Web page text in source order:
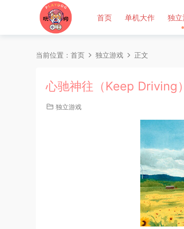
首页 单机大作 独
当前位置： 首页 独立游戏 正文
心驰神往（Keep Driving
独立游戏